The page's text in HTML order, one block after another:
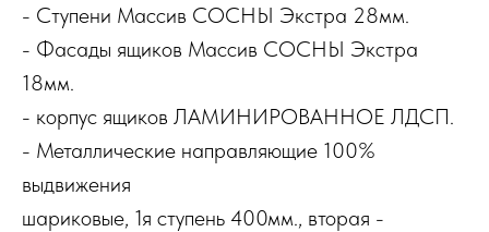
- Ступени Массив СОСНЫ Экстра 28мм.
- Фасады ящиков Массив СОСНЫ Экстра
18мм.
- корпус ящиков ЛАМИНИРОВАННОЕ ЛДСП.
- Металлические направляющие 100%
выдвижения
шариковые, 1я ступень 400мм., вторая -